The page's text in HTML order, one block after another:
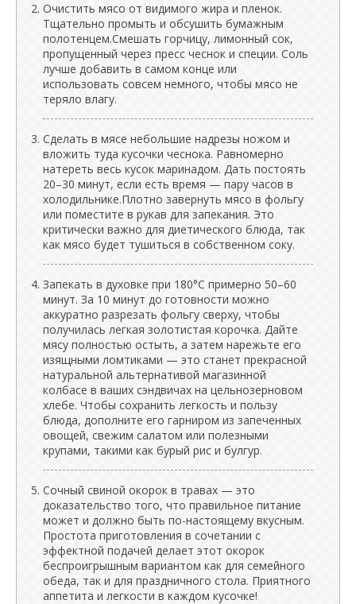
Очистить мясо от видимого жира и пленок.
Тщательно промыть и обсушить бумажным
полотенцем.Смешать горчицу, лимонный сок,
пропущенный через пресс чеснок и специи. Соль
лучше добавить в самом конце или
использовать совсем немного, чтобы мясо не
теряло влагу.
Сделать в мясе небольшие надрезы ножом и
вложить туда кусочки чеснока. Равномерно
натереть весь кусок маринадом. Дать постоять
20–30 минут, если есть время — пару часов в
холодильнике.Плотно завернуть мясо в фольгу
или поместите в рукав для запекания. Это
критически важно для диетического блюда, так
как мясо будет тушиться в собственном соку.
Запекать в духовке при 180°C примерно 50–60
минут. За 10 минут до готовности можно
аккуратно разрезать фольгу сверху, чтобы
получилась легкая золотистая корочка. Дайте
мясу полностью остыть, а затем нарежьте его
изящными ломтиками — это станет прекрасной
натуральной альтернативой магазинной
колбасе в ваших сэндвичах на цельнозерновом
хлебе. Чтобы сохранить легкость и пользу
блюда, дополните его гарниром из запеченных
овощей, свежим салатом или полезными
крупами, такими как бурый рис и булгур.
Сочный свиной окорок в травах — это
доказательство того, что правильное питание
может и должно быть по-настоящему вкусным.
Простота приготовления в сочетании с
эффектной подачей делает этот окорок
беспроигрышным вариантом как для семейного
обеда, так и для праздничного стола. Приятного
аппетита и легкости в каждом кусочке!